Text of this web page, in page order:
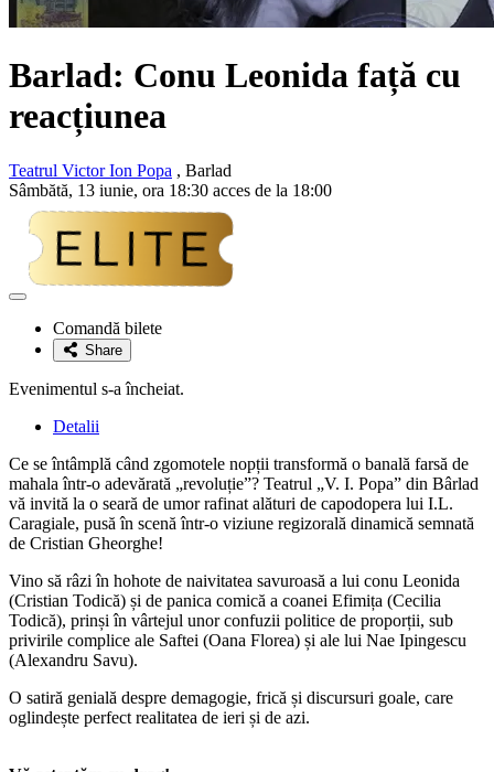
Barlad: Conu Leonida față cu
reacțiunea
Teatrul Victor Ion Popa , Barlad
Sâmbătă, 13 iunie, ora 18:30 acces de la 18:00
Adaugă
favoriteComandă bilete
Share
Evenimentul s-a încheiat.
Detalii
Ce se întâmplă când zgomotele nopții transformă o banală farsă de
mahala într-o adevărată „revoluție”? Teatrul „V. I. Popa” din Bârlad
vă invită la o seară de umor rafinat alături de capodopera lui I.L.
Caragiale, pusă în scenă într-o viziune regizorală dinamică semnată
de Cristian Gheorghe!
Vino să râzi în hohote de naivitatea savuroasă a lui conu Leonida
(Cristian Todică) și de panica comică a coanei Efimița (Cecilia
Todică), prinși în vârtejul unor confuzii politice de proporții, sub
privirile complice ale Saftei (Oana Florea) și ale lui Nae Ipingescu
(Alexandru Savu).
O satiră genială despre demagogie, frică și discursuri goale, care
oglindește perfect realitatea de ieri și de azi.